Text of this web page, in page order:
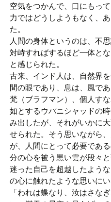
空気をつかんで、口にもっ
力ではどうしようもなく、
た。
人間の身体というのは、不
対峙すればするほど一体と
と感じられた。
古来、インド人は、自然界
間の眼であり、息は、風で
梵（ブラフマン）、個人す
如とするウパニシャッドの
み出したが、それがいかに
せられた。そう思いながら
が、人間にとって必要であ
分の心を被う黒い雲が段々
迷った自己を超越したよう
の心に触れたような思いにい
「われは蝶なり、汝はさな